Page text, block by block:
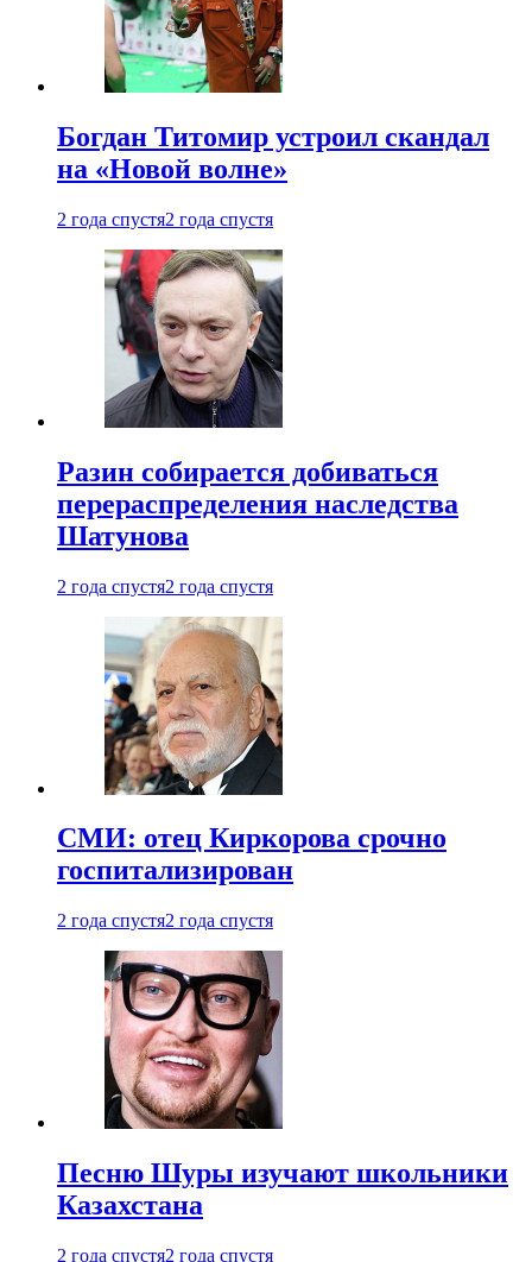
Богдан Титомир устроил скандал
на «Новой волне»
2 года спустя2 года спустя
Разин собирается добиваться
перераспределения наследства
Шатунова
2 года спустя2 года спустя
СМИ: отец Киркорова срочно
госпитализирован
2 года спустя2 года спустя
Песню Шуры изучают школьники
Казахстана
2 года спустя2 года спустя